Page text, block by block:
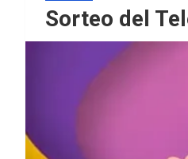
Sorteo del